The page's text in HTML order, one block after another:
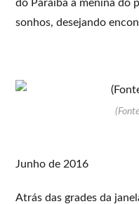
do Paraíba a menina do
sonhos, desejando
Junho de 2016
Atrás das grades da